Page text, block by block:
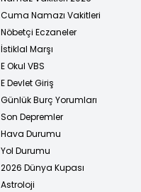
Cuma Namazı Vakitleri
Nöbetçi Eczaneler
İstiklal Marşı
E Okul VBS
E Devlet Giriş
Günlük Burç Yorumları
Son Depremler
Hava Durumu
Yol Durumu
2026 Dünya Kupası
Astroloji